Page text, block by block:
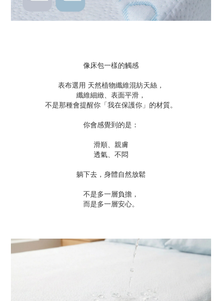
像床包一樣的觸感
表布選用 天然植物纖維混紡天絲，
纖維細緻、表面平滑，
不是那種會提醒你「我在保護你」的材質。
你會感覺到的是：
滑順、親膚
透氣、不悶
躺下去，身體自然放鬆
不是多一層負擔，
而是多一層安心。